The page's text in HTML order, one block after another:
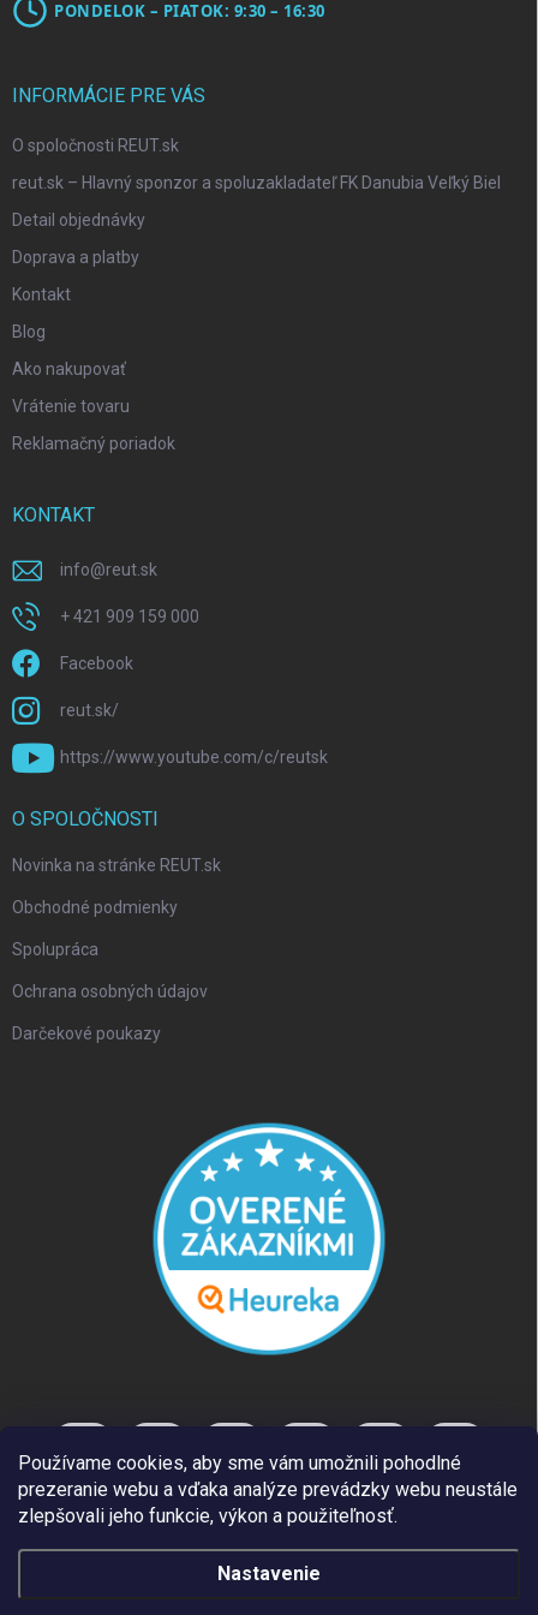
Používame cookies, aby sme vám umožnili pohodlné
prezeranie webu a vďaka analýze prevádzky webu neustále
zlepšovali jeho funkcie, výkon a použiteľnosť.
Nastavenie
PONDELOK – PIATOK: 9:30 – 16:30
INFORMÁCIE PRE VÁS
O spoločnosti REUT.sk
reut.sk – Hlavný sponzor a spoluzakladateľ FK Danubia Veľký Biel
Detail objednávky
Doprava a platby
Kontakt
Blog
Ako nakupovať
Vrátenie tovaru
Reklamačný poriadok
KONTAKT
info@reut.sk
+ 421 909 159 000
Facebook
reut.sk/
https://www.youtube.com/c/reutsk
O SPOLOČNOSTI
Novinka na stránke REUT.sk
Obchodné podmienky
Spolupráca
Ochrana osobných údajov
Darčekové poukazy